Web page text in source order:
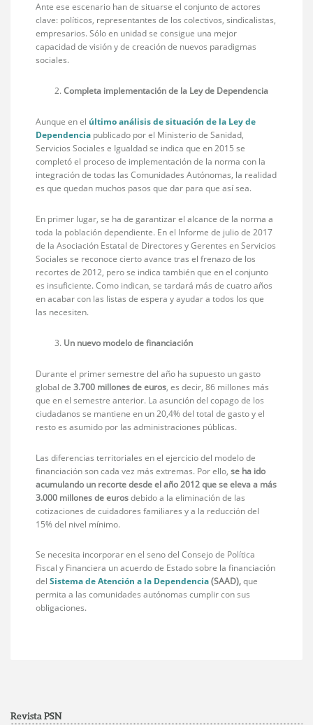
Ante ese escenario han de situarse el conjunto de actores
clave: políticos, representantes de los colectivos, sindicalistas,
empresarios. Sólo en unidad se consigue una mejor
capacidad de visión y de creación de nuevos paradigmas
sociales.
Completa implementación de la Ley de Dependencia
Aunque en el último análisis de situación de la Ley de
Dependencia publicado por el Ministerio de Sanidad,
Servicios Sociales e Igualdad se indica que en 2015 se
completó el proceso de implementación de la norma con la
integración de todas las Comunidades Autónomas, la realidad
es que quedan muchos pasos que dar para que así sea.
En primer lugar, se ha de garantizar el alcance de la norma a
toda la población dependiente. En el Informe de julio de 2017
de la Asociación Estatal de Directores y Gerentes en Servicios
Sociales se reconoce cierto avance tras el frenazo de los
recortes de 2012, pero se indica también que en el conjunto
es insuficiente. Como indican, se tardará más de cuatro años
en acabar con las listas de espera y ayudar a todos los que
las necesiten.
Un nuevo modelo de financiación
Durante el primer semestre del año ha supuesto un gasto
global de3.700 millones de euros, es decir, 86 millones más
que en el semestre anterior. La asunción del copago de los
ciudadanos se mantiene en un 20,4% del total de gasto y el
resto es asumido por las administraciones públicas.
Las diferencias territoriales en el ejercicio del modelo de
financiación son cada vez más extremas. Por ello,se ha ido
acumulando un recorte desde el año 2012 que se eleva a más
3.000 millones de eurosdebido a la eliminación de las
cotizaciones de cuidadores familiares y a la reducción del
15% del nivel mínimo.
Se necesita incorporar en el seno del Consejo de Política
Fiscal y Financiera un acuerdo de Estado sobre la financiación
delSistema de Atención a la Dependencia(SAAD),que
permita a las comunidades autónomas cumplir con sus
obligaciones.
Revista PSN